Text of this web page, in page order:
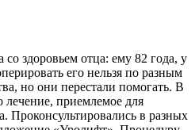
здоровьем отца: ему 82 года, у
его нельзя по разным
но они перестали помогать. В
приемлемое для
Проконсультировались в разных